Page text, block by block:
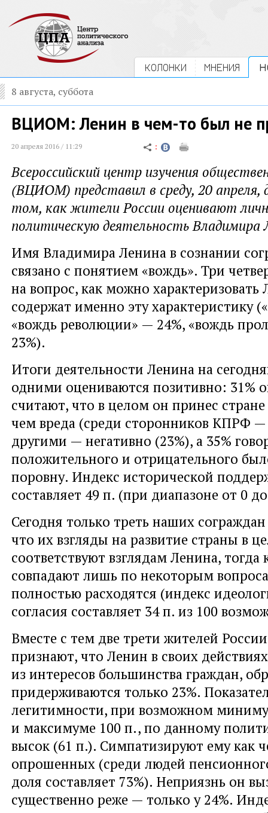
КОЛОНКИ МНЕНИЯ
8 августа, суббота
ВЦИОМ: Ленин в чем-то был не
20 апреля 2016 / 11:29
Всероссийский центр изучения
(ВЦИОМ) представил в среду, 20 апреля,
том, как жители России оценивают
политическую деятельность Владимира
Имя Владимира Ленина в сознании
связано с понятием «вождь». Три
на вопрос, как можно характеризовать
содержат именно эту характеристику
«вождь революции» — 24%, «вождь
23%).
Итоги деятельности Ленина на
одними оцениваются позитивно: 31%
считают, что в целом он принес
чем вреда (среди сторонников КПРФ —
другими — негативно (23%), а 35%
положительного и отрицательного
поровну. Индекс исторической
составляет 49 п. (при диапазоне от 0
Сегодня только треть наших
что их взгляды на развитие страны в
соответствуют взглядам Ленина, тогда
совпадают лишь по некоторым
полностью расходятся (индекс
согласия составляет 34 п. из 100
Вместе с тем две трети жителей
признают, что Ленин в своих
из интересов большинства граждан,
придерживаются только 23%.
легитимности, при возможном
и максимуме 100 п., по данному
высок (61 п.). Симпатизируют ему как
опрошенных (среди людей
доля составляет 73%). Неприязнь он
существенно реже — только у 24%.